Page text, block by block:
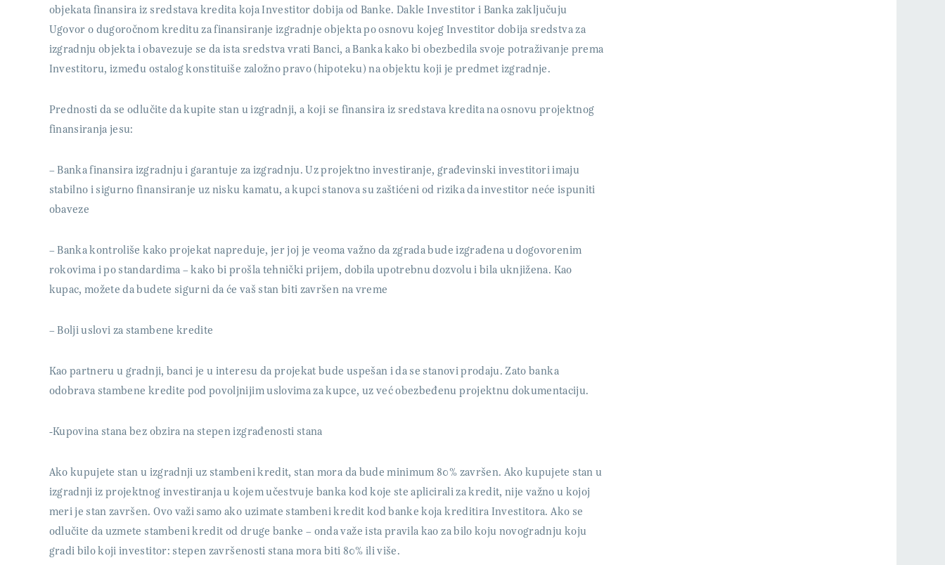
objekata finansira iz sredstava kredita koja Investitor dobija od Banke. Dakle Investitor i Banka zaključuju
Ugovor o dugoročnom kreditu za finansiranje izgradnje objekta po osnovu kojeg Investitor dobija sredstva za
izgradnju objekta i obavezuje se da ista sredstva vrati Banci, a Banka kako bi obezbedila svoje potraživanje prema
Investitoru, između ostalog konstituiše založno pravo (hipoteku) na objektu koji je predmet izgradnje.
Prednosti da se odlučite da kupite stan u izgradnji, a koji se finansira iz sredstava kredita na osnovu projektnog
finansiranja jesu:
– Banka finansira izgradnju i garantuje za izgradnju. Uz projektno investiranje, građevinski investitori imaju
stabilno i sigurno finansiranje uz nisku kamatu, a kupci stanova su zaštićeni od rizika da investitor neće ispuniti
obaveze
– Banka kontroliše kako projekat napreduje, jer joj je veoma važno da zgrada bude izgrađena u dogovorenim
rokovima i po standardima – kako bi prošla tehnički prijem, dobila upotrebnu dozvolu i bila uknjižena. Kao
kupac, možete da budete sigurni da će vaš stan biti završen na vreme
– Bolji uslovi za stambene kredite
Kao partneru u gradnji, banci je u interesu da projekat bude uspešan i da se stanovi prodaju. Zato banka
odobrava stambene kredite pod povoljnijim uslovima za kupce, uz već obezbeđenu projektnu dokumentaciju.
-Kupovina stana bez obzira na stepen izgrađenosti stana
Ako kupujete stan u izgradnji uz stambeni kredit, stan mora da bude minimum 80% završen. Ako kupujete stan u
izgradnji iz projektnog investiranja u kojem učestvuje banka kod koje ste aplicirali za kredit, nije važno u kojoj
meri je stan završen. Ovo važi samo ako uzimate stambeni kredit kod banke koja kreditira Investitora. Ako se
odlučite da uzmete stambeni kredit od druge banke – onda važe ista pravila kao za bilo koju novogradnju koju
gradi bilo koji investitor: stepen završenosti stana mora biti 80% ili više.